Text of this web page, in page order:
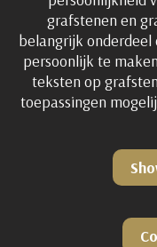
grafstenen en
belangrijk
persoonlijk te
teksten op
toepassingen